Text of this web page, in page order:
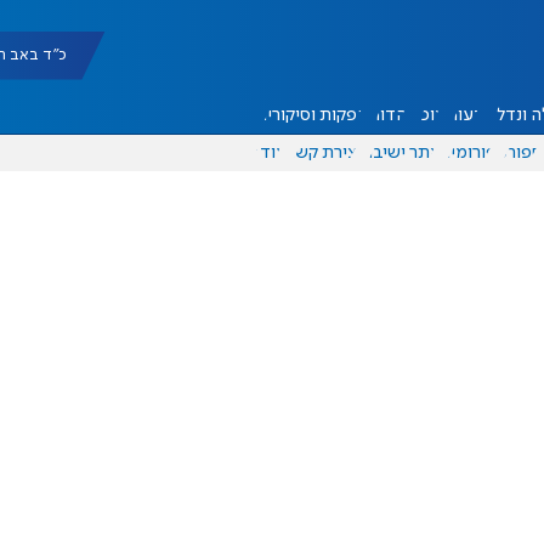
כ"ד באב תשפ"ו
ונדל"ן דעות אוכל יהדות הפקות וסיקורים
ספורט פורומים אתר ישיבה יצירת קשר עוד